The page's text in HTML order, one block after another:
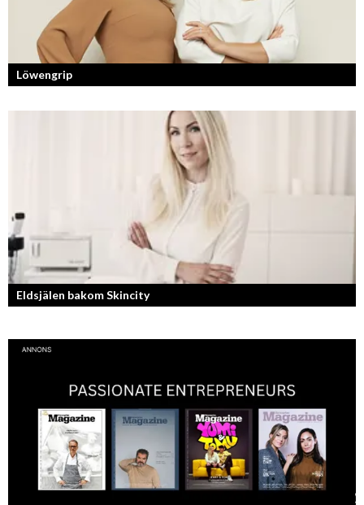
Löwengrip
Från bloggare till influencer och superentreprenör. En resa som fostrat
en kvinnlig entreprenör med en enormt stark förankran...
Eldsjälen bakom Skincity
Annica Forsgren Kjellman ligger bakom skönhetsimperiet Skincity –